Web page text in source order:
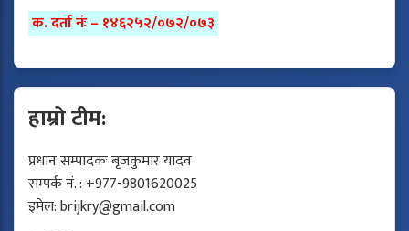
क. दर्ता नंः – १४६२५२/०७२/०७३
हाम्रो टीम:
प्रधान सम्पादकः बृजकुमार यादव
सम्पर्क नं. : +977-9801620025
इमेल:brijkry@gmail.com